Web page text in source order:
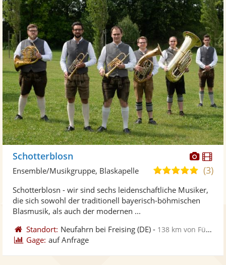
Fotos
Schotterblosn
5,0
5
(3)
Ensemble/Musikgruppe, Blaskapelle
Schotterblosn - wir sind sechs leidenschaftliche Musiker,
die sich sowohl der traditionell bayerisch-böhmischen
Blasmusik, als auch der modernen ...
Standort: Neufahrn bei Freising (DE) - 138 km von Fürth
Gage: auf Anfrage